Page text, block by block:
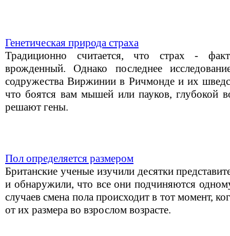
Генетическая природа страха
Традиционно считается, что страх -
врожденный. Однако последнее
содружества Виржинии в Ричмонде и их
что боятся вам мышей или пауков, глубокой
решают гены.
Пол определяется размером
Британские ученые изучили десятки
и обнаружили, что все они подчиняются
случаев смена пола происходит в тот момент,
от их размера во взрослом возрасте.